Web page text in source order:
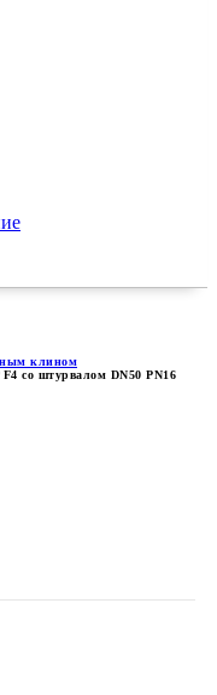
клином
со штурвалом DN50 PN16